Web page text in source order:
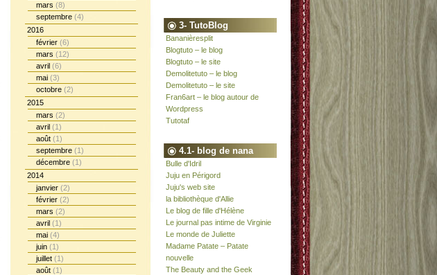
mars (8)
septembre (4)
2016
février (6)
mars (12)
avril (6)
mai (3)
octobre (2)
2015
mars (2)
avril (1)
août (1)
septembre (1)
décembre (1)
2014
janvier (2)
février (2)
mars (2)
avril (1)
mai (4)
juin (1)
juillet (1)
août (1)
3- TutoBlog
Bananièresplit
Blogtuto – le blog
Blogtuto – le site
Demolitetuto – le blog
Demolitetuto – le site
Fran6art – le blog autour de
Wordpress
Tutotaf
4.1- blog de nana
Bulle d'Idril
Juju en Périgord
Juju's web site
la bibliothèque d'Allie
Le blog de fille d'Hélène
Le journal pas intime de Virginie
Le monde de Juliette
Madame Patate – Patate
nouvelle
The Beauty and the Geek